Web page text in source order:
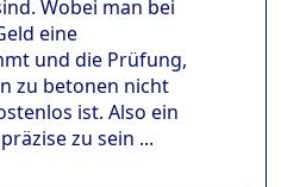
Wobei man bei
eine
und die Prüfung,
zu betonen nicht
ist. Also ein
zu sein ...